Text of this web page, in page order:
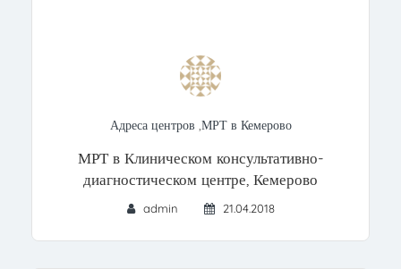
Адреса центров ,МРТ в Кемерово
МРТ в Клиническом консультативно-
диагностическом центре, Кемерово
admin 21.04.2018